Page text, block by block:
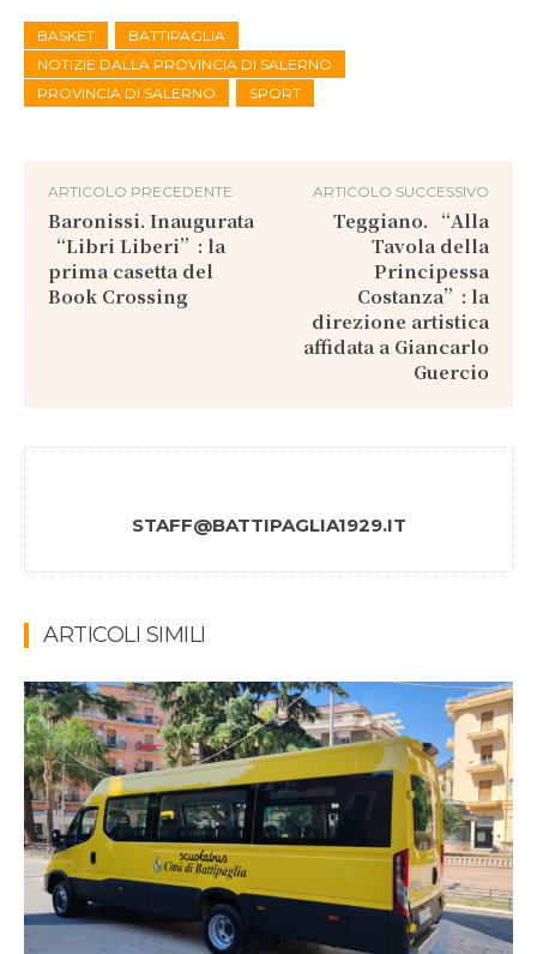
BASKET
BATTIPAGLIA
NOTIZIE DALLA PROVINCIA DI SALERNO
PROVINCIA DI SALERNO
SPORT
ARTICOLO PRECEDENTE
Baronissi. Inaugurata
“Libri Liberi”: la
prima casetta del
Book Crossing
ARTICOLO SUCCESSIVO
Teggiano. “Alla
Tavola della
Principessa
Costanza”: la
direzione artistica
affidata a Giancarlo
Guercio
STAFF@BATTIPAGLIA1929.IT
ARTICOLI SIMILI